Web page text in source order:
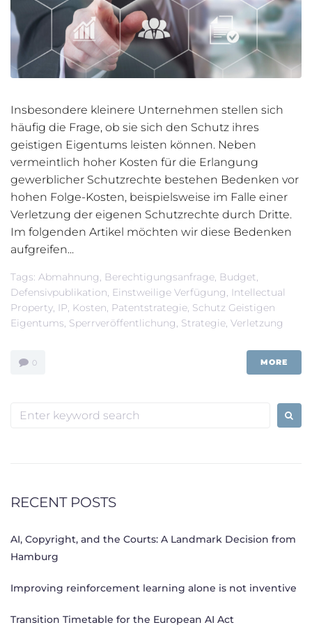
Insbesondere kleinere Unternehmen stellen sich
häufig die Frage, ob sie sich den Schutz ihres
geistigen Eigentums leisten können. Neben
vermeintlich hoher Kosten für die Erlangung
gewerblicher Schutzrechte bestehen Bedenken vor
hohen Folge-Kosten, beispielsweise im Falle einer
Verletzung der eigenen Schutzrechte durch Dritte.
Im folgenden Artikel möchten wir diese Bedenken
aufgreifen...
Tags: Abmahnung, Berechtigungsanfrage, Budget,
Defensivpublikation, Einstweilige Verfügung, Intellectual
Property, IP, Kosten, Patentstrategie, Schutz Geistigen
Eigentums, Sperrveröffentlichung, Strategie, Verletzung
0 MORE
h
o
r
RECENT POSTS
AI, Copyright, and the Courts: A Landmark Decision from
Hamburg
Improving reinforcement learning alone is not inventive
Transition Timetable for the European AI Act